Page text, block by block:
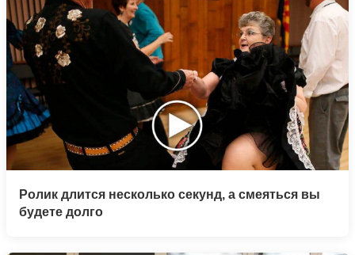
Ролик длится несколько секунд, а смеяться вы
будете долго